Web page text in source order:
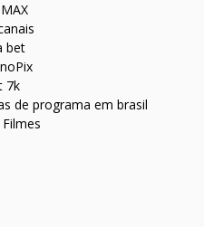
bet
7k
de programa em brasil